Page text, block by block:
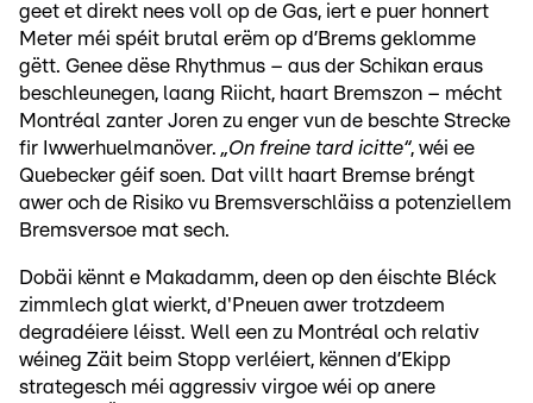
geet et direkt nees voll op de Gas, iert e puer honnert
Meter méi spéit brutal erëm op d’Brems geklomme
gëtt. Genee dëse Rhythmus – aus der Schikan eraus
beschleunegen, laang Riicht, haart Bremszon – mécht
Montréal zanter Joren zu enger vun de beschte Strecke
fir Iwwerhuelmanöver. „On freine tard icitte“, wéi ee
Quebecker géif soen. Dat villt haart Bremse bréngt
awer och de Risiko vu Bremsverschläiss a potenziellem
Bremsversoe mat sech.
Dobäi kënnt e Makadamm, deen op den éischte Bléck
zimmlech glat wierkt, d'Pneuen awer trotzdeem
degradéiere léisst. Well een zu Montréal och relativ
wéineg Zäit beim Stopp verléiert, kënnen d’Ekipp
strategesch méi aggressiv virgoe wéi op anere